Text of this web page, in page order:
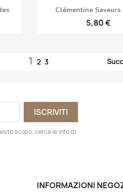

Clémentine Saveurs
5,80 €
1 2 3
scopo, cerca le info di
INFORMAZIONI